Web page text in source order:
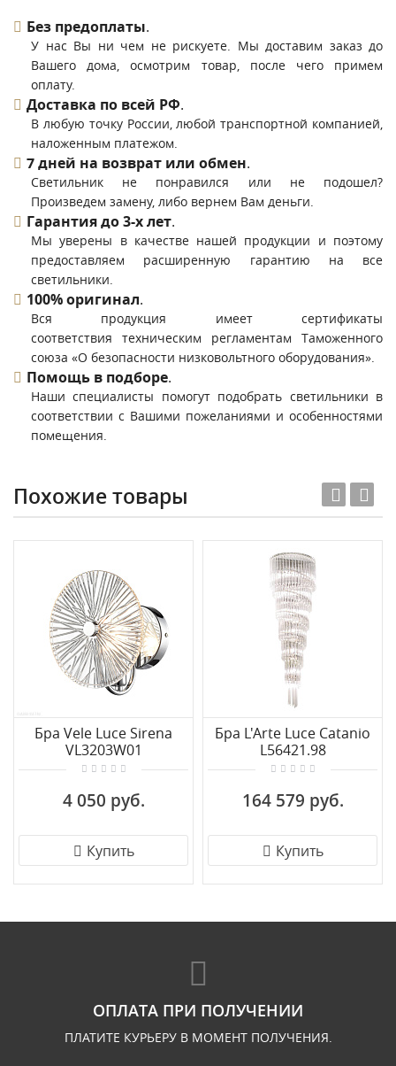
Без предоплаты.
У нас Вы ни чем не рискуете. Мы доставим заказ до
Вашего дома, осмотрим товар, после чего примем
оплату.
Доставка по всей РФ.
В любую точку России, любой транспортной компанией,
наложенным платежом.
7 дней на возврат или обмен.
Светильник не понравился или не подошел?
Произведем замену, либо вернем Вам деньги.
Гарантия до 3-х лет.
Мы уверены в качестве нашей продукции и поэтому
предоставляем расширенную гарантию на все
светильники.
100% оригинал.
Вся продукция имеет сертификаты
соответствия техническим регламентам Таможенного
союза «О безопасности низковольтного оборудования».
Помощь в подборе.
Наши специалисты помогут подобрать светильники в
соответствии с Вашими пожеланиями и особенностями
помещения.
Похожие товары
Бра Vele Luce Sirena
VL3203W01
4 050 руб.
Купить
Бра L'Arte Luce Catanio
L56421.98
164 579 руб.
Купить
ОПЛАТА ПРИ ПОЛУЧЕНИИ
ПЛАТИТЕ КУРЬЕРУ В МОМЕНТ ПОЛУЧЕНИЯ.